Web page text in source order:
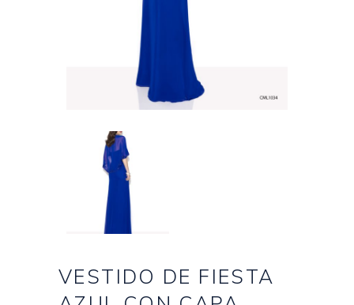
VESTIDO DE FIESTA